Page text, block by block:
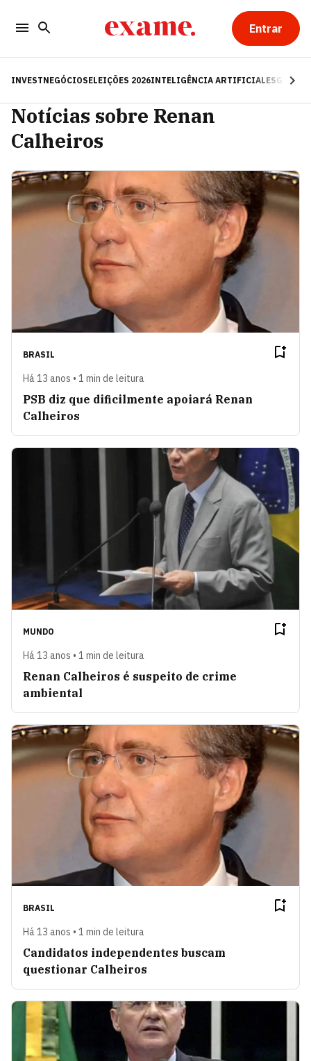
Entrar
INVESTNEGÓCIOSELEIÇÕES 2026INTELIGÊNCIA ARTIFICIALESG
Notícias sobre Renan
Calheiros
BRASIL
Há 13 anos • 1 min de leitura
PSB diz que dificilmente apoiará Renan
Calheiros
MUNDO
Há 13 anos • 1 min de leitura
Renan Calheiros é suspeito de crime
ambiental
BRASIL
Há 13 anos • 1 min de leitura
Candidatos independentes buscam
questionar Calheiros